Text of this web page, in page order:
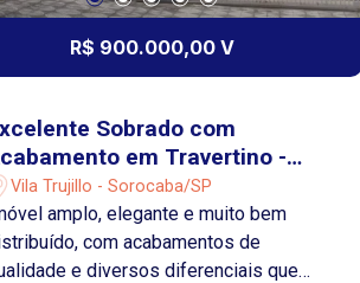
R$ 900.000,00 V
Sobrado com
em Travertino -
/ Sorocaba-SP
Vila Trujillo - Sorocaba/SP
amplo, elegante e muito bem
com acabamentos de
e diversos diferenciais que